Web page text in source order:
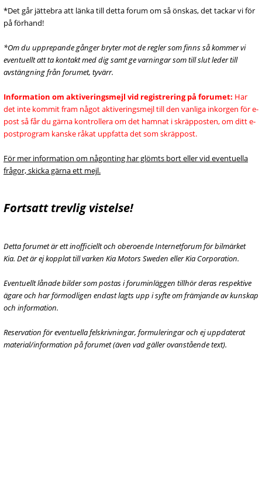
*Det går jättebra att länka till detta forum om så önskas, det tackar vi för
på förhand!
*Om du upprepande gånger bryter mot de regler som finns så kommer vi
eventuellt att ta kontakt med dig samt ge varningar som till slut leder till
avstängning från forumet, tyvärr.
Information om aktiveringsmejl vid registrering på forumet: Har
det inte kommit fram något aktiveringsmejl till den vanliga inkorgen för e-
post så får du gärna kontrollera om det hamnat i skräpposten, om ditt e-
postprogram kanske råkat uppfatta det som skräppost.
För mer information om någonting har glömts bort eller vid eventuella
frågor, skicka gärna ett mejl.
Fortsatt trevlig vistelse!
Detta forumet är ett inofficiellt och oberoende Internetforum för bilmärket
Kia. Det är ej kopplat till varken Kia Motors Sweden eller Kia Corporation.
Eventuellt lånade bilder som postas i foruminläggen tillhör deras respektive
ägare och har förmodligen endast lagts upp i syfte om främjande av kunskap
och information.
Reservation för eventuella felskrivningar, formuleringar och ej uppdaterat
material/information på forumet (även vad gäller ovanstående text).